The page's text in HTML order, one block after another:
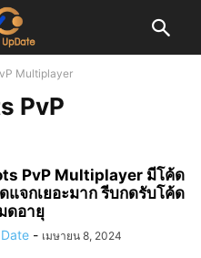
Multiplayer
PvP
PvP Multiplayer มีโค้ด
แจกเยอะมาก รีบกดรับโค้ด
ดอายุ
- เมษายน 8, 2024